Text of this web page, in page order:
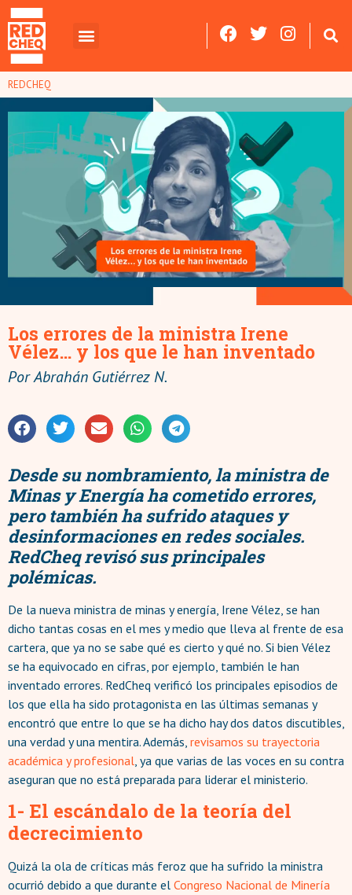
REDCHEQ
Los errores de la ministra Irene
Vélez… y los que le han inventado
PorAbrahán Gutiérrez N.
Desde su nombramiento, la ministra de
Minas y Energía ha cometido errores,
pero también ha sufrido ataques y
desinformaciones en redes sociales.
RedCheq revisó sus principales
polémicas.
De la nueva ministra de minas y energía, Irene Vélez, se han
dicho tantas cosas en el mes y medio que lleva al frente de esa
cartera, que ya no se sabe qué es cierto y qué no. Si bien Vélez
se ha equivocado en cifras, por ejemplo, también le han
inventado errores. RedCheq verificó los principales episodios de
los que ella ha sido protagonista en las últimas semanas y
encontró que entre lo que se ha dicho hay dos datos discutibles,
una verdad y una mentira. Además, revisamos su trayectoria
académica y profesional , ya que varias de las voces en su contra
aseguran que no está preparada para liderar el ministerio.
1- El escándalo de la teoría del
decrecimiento
Quizá la ola de críticas más feroz que ha sufrido la ministra
ocurrió debido a que durante el Congreso Nacional de Minería